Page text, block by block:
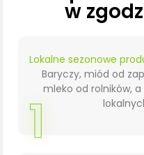
w
Lokalne sezonowe
Baryczy, miód od
mleko od rolników,
1